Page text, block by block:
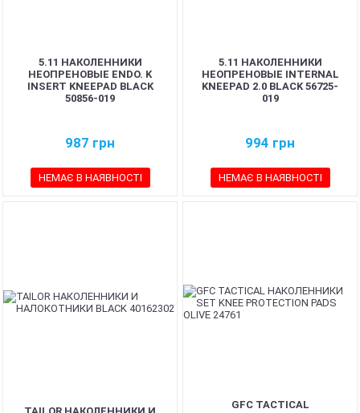
5.11 НАКОЛЕННИКИ
НЕОПРЕНОВЫЕ ENDO. K
INSERT KNEEPAD BLACK
50856-019
987 грн
НЕМАЄ В НАЯВНОСТІ
5.11 НАКОЛЕННИКИ
НЕОПРЕНОВЫЕ INTERNAL
KNEEPAD 2.0 BLACK 56725-
019
994 грн
НЕМАЄ В НАЯВНОСТІ
TAILOR НАКОЛЕННИКИ И
GFC TACTICAL